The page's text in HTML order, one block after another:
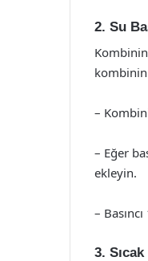
2. Su
kombinin
–
– Eğer
ekleyin.
–
3.